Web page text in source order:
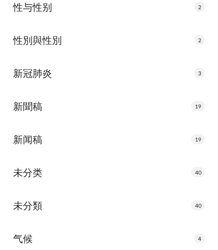
性与性别 2
性別與性別 2
新冠肺炎 3
新聞稿 19
新闻稿 19
未分类 40
未分類 40
气候 4